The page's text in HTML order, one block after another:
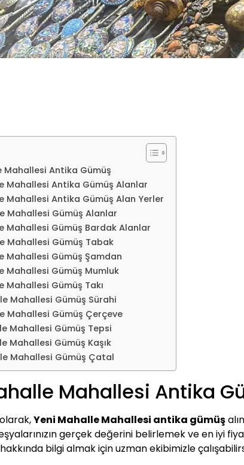
Mahallesi Antika Gümüş
Mahallesi Antika Gümüş Alanlar
Mahallesi Antika Gümüş Alan Yerler
Mahallesi Gümüş Alanlar
Mahallesi Gümüş Bardak Alanlar
Mahallesi Gümüş Tabak
Mahallesi Gümüş Şamdan
Mahallesi Gümüş Mumluk
Mahallesi Gümüş Takı
Mahallesi Gümüş Sürahi
Mahallesi Gümüş Çerçeve
Mahallesi Gümüş Tepsi
Mahallesi Gümüş Kaşık
Mahallesi Gümüş Çatal
Mahallesi Antika
Yeni Mahalle Mahallesi antika gümüş
gerçek değerini belirlemek ve en iyi
bilgi almak için uzman ekibimizle